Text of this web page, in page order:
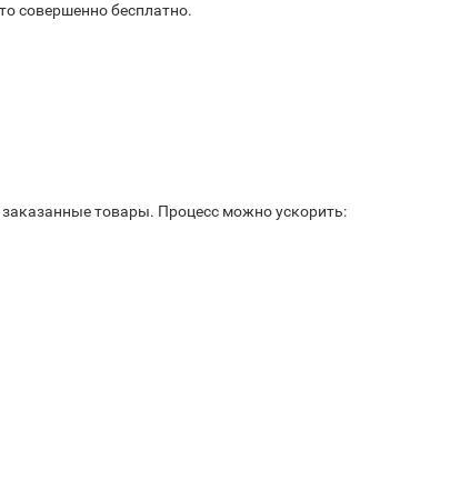
совершенно бесплатно.
заказанные товары. Процесс можно ускорить: